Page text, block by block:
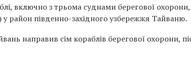
включно з трьома суднами берегової
район південно-західного узбережжя Тайваню.
направив сім кораблів берегової охорони,